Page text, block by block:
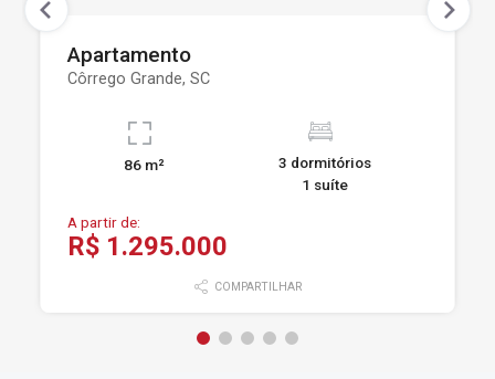
Apartamento
Côrrego Grande, SC
86 m²
3 dormitórios
1 suíte
A partir de:
R$ 1.295.000
COMPARTILHAR